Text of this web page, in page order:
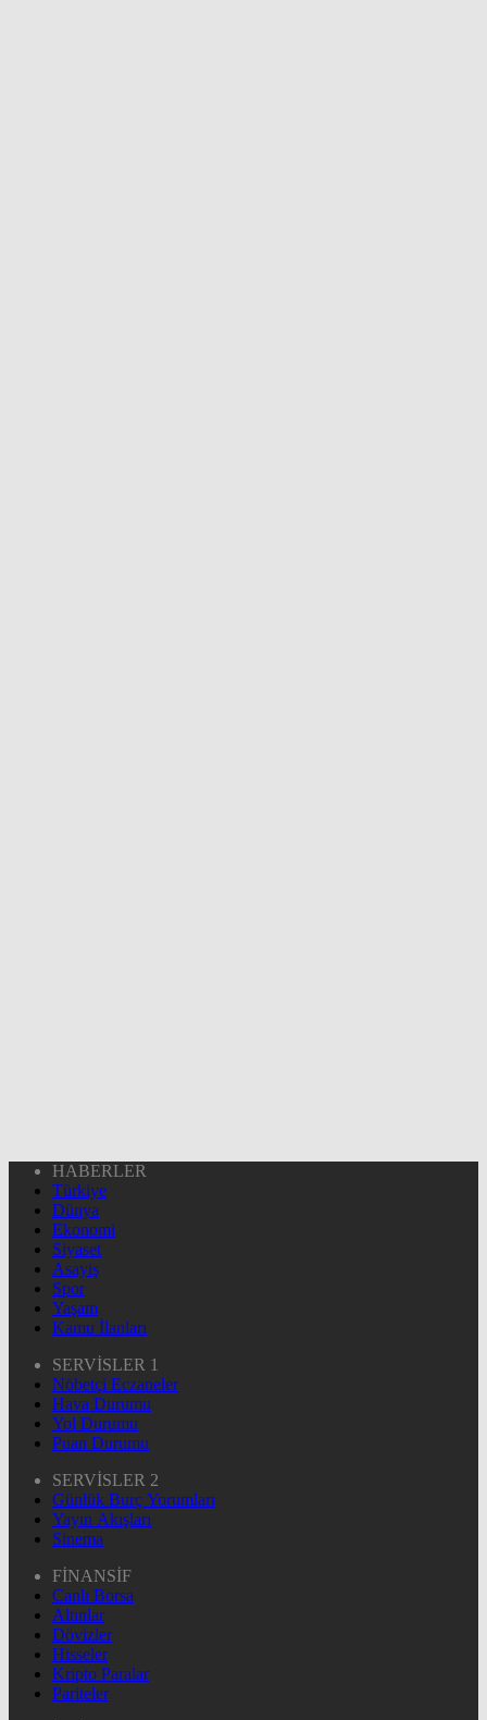
HABERLER
Türkiye
Dünya
Ekonomi
Siyaset
Asayiş
Spor
Yaşam
Kamu İlanları
SERVİSLER 1
Nöbetçi Eczaneler
Hava Durumu
Yol Durumu
Puan Durumu
SERVİSLER 2
Günlük Burç Yorumları
Yayın Akışları
Sinema
FİNANSİF
Canlı Borsa
Altınlar
Dövizler
Hisseler
Kripto Paralar
Pariteler